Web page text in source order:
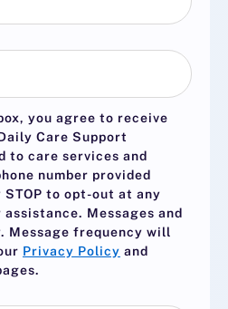
you agree to receive
Care Support
to care services and
number provided
STOP to opt-out at any
assistance. Messages and
Message frequency will
Privacy Policy and